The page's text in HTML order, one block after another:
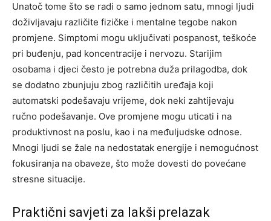
Unatoč tome što se radi o samo jednom satu, mnogi ljudi
doživljavaju različite fizičke i mentalne tegobe nakon
promjene. Simptomi mogu uključivati pospanost, teškoće
pri buđenju, pad koncentracije i nervozu. Starijim
osobama i djeci često je potrebna duža prilagodba, dok
se dodatno zbunjuju zbog različitih uređaja koji
automatski podešavaju vrijeme, dok neki zahtijevaju
ručno podešavanje. Ove promjene mogu uticati i na
produktivnost na poslu, kao i na međuljudske odnose.
Mnogi ljudi se žale na nedostatak energije i nemogućnost
fokusiranja na obaveze, što može dovesti do povećane
stresne situacije.
Praktični savjeti za lakši prelazak